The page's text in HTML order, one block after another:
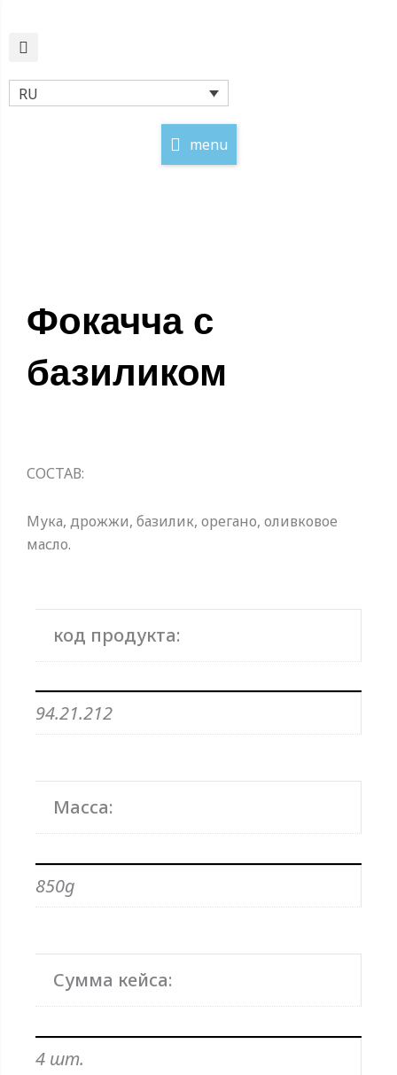
содержимому
RU
menu
Фокачча с
базиликом
СОСТАВ:
Мука, ​​дрожжи, базилик, орегано, оливковое
масло.
код продукта:
94.21.212
Масса:
850g
Сумма кейса:
4 шт.